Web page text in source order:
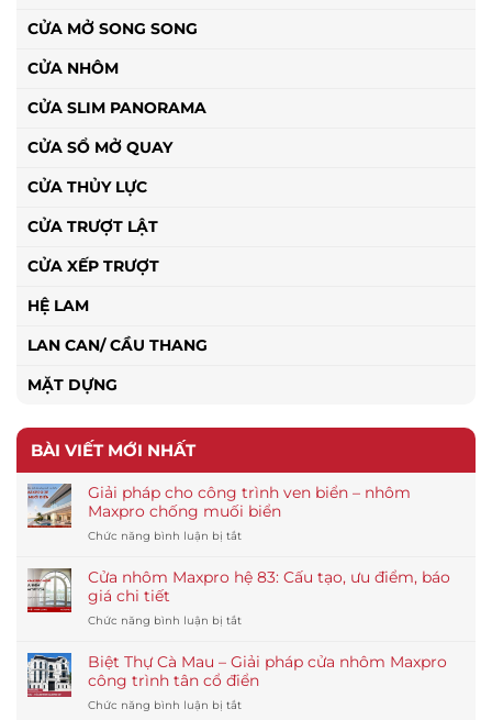
CỬA MỞ SONG SONG
CỬA NHÔM
CỬA SLIM PANORAMA
CỬA SỔ MỞ QUAY
CỬA THỦY LỰC
CỬA TRƯỢT LẬT
CỬA XẾP TRƯỢT
HỆ LAM
LAN CAN/ CẦU THANG
MẶT DỰNG
BÀI VIẾT MỚI NHẤT
Giải pháp cho công trình ven biển – nhôm
Maxpro chống muối biển
Chức năng bình luận bị tắtở
pháp
cho
trình
biển
–
Maxpro
Cửa nhôm Maxpro hệ 83: Cấu tạo, ưu điểm, báo
giá chi tiết
Chức năng bình luận bị tắtở
nhôm
Maxpro
hệ
83:
Biệt Thự Cà Mau – Giải pháp cửa nhôm Maxpro
công trình tân cổ điển
Chức năng bình luận bị tắtở